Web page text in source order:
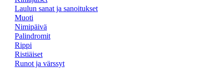
Laulun sanat ja sanoitukset
Muoti
Nimipäivä
Palindromit
Rippi
Ristiäiset
Runot ja värssyt